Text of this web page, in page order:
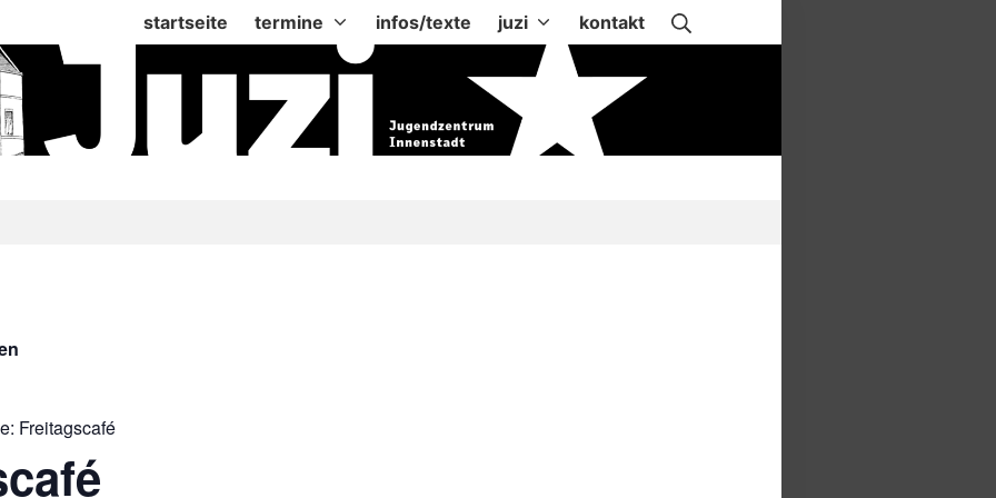
startseite termine infos/texte juzi kontakt
Freitagscafé